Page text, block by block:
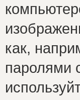
как,
паролями